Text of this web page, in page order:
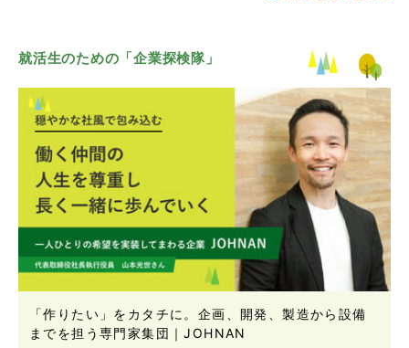
就活生のための「企業探検隊」
「作りたい」をカタチに。企画、開発、製造から設備
までを担う専門家集団｜JOHNAN